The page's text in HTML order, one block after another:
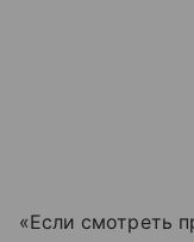
«Если смотреть